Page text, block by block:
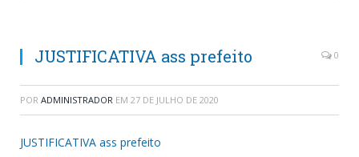
JUSTIFICATIVA ass prefeito 0
POR ADMINISTRADOR EM 27 DE JULHO DE 2020
JUSTIFICATIVA ass prefeito